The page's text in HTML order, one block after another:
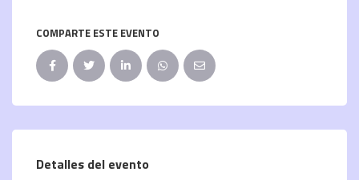
COMPARTE ESTE EVENTO
Detalles del evento